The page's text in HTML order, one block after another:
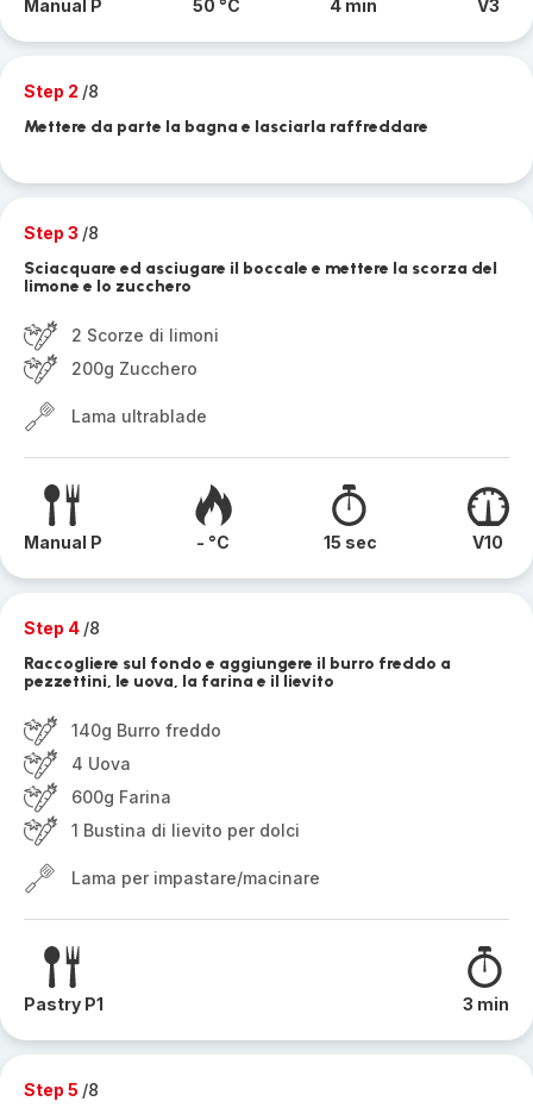
Manual P 50 °C 4 min V3
Step 2 /8
Mettere da parte la bagna e lasciarla raffreddare
Step 3 /8
Sciacquare ed asciugare il boccale e mettere la scorza del
limone e lo zucchero
2 Scorze di limoni
200g Zucchero
Lama ultrablade
Manual P - °C 15 sec V10
Step 4 /8
Raccogliere sul fondo e aggiungere il burro freddo a
pezzettini, le uova, la farina e il lievito
140g Burro freddo
4 Uova
600g Farina
1 Bustina di lievito per dolci
Lama per impastare/macinare
Pastry P1 3 min
Step 5 /8